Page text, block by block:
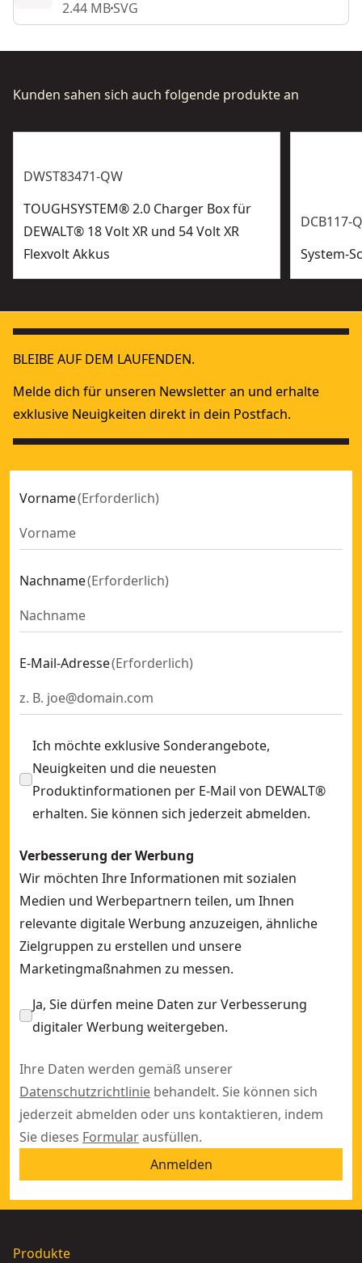
2.44 MBSVG
Kunden sahen sich auch folgende produkte an
DWST83471-QW
TOUGHSYSTEM® 2.0 Charger Box für
DEWALT® 18 Volt XR und 54 Volt XR
Flexvolt Akkus
DCB117-
System-
BLEIBE AUF DEM LAUFENDEN.
Melde dich für unseren Newsletter an und erhalte
exklusive Neuigkeiten direkt in dein Postfach.
Vorname(Erforderlich)
Nachname(Erforderlich)
E-Mail-Adresse(Erforderlich)
Ich möchte exklusive Sonderangebote,
Neuigkeiten und die neuesten
Produktinformationen per E-Mail von DEWALT®
erhalten. Sie können sich jederzeit abmelden.
Verbesserung der Werbung
Wir möchten Ihre Informationen mit sozialen
Medien und Werbepartnern teilen, um Ihnen
relevante digitale Werbung anzuzeigen, ähnliche
Zielgruppen zu erstellen und unsere
Marketingmaßnahmen zu messen.
Ja, Sie dürfen meine Daten zur Verbesserung
digitaler Werbung weitergeben.
Ihre Daten werden gemäß unserer
Datenschutzrichtlinie behandelt. Sie können sich
jederzeit abmelden oder uns kontaktieren, indem
Sie dieses Formularausfüllen.
Anmelden
Produkte